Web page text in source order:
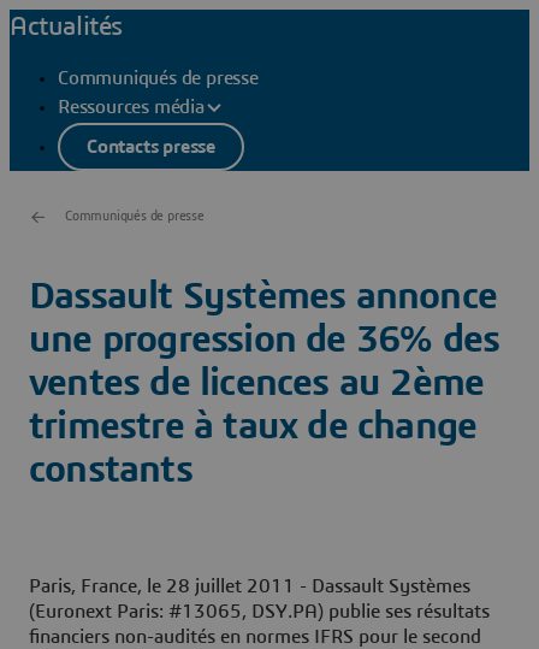
Actualités
Communiqués de presse
Ressources média
Contacts presse
Communiqués de presse
Dassault Systèmes annonce
une progression de 36% des
ventes de licences au 2ème
trimestre à taux de change
constants
Paris, France, le 28 juillet 2011 - Dassault Systèmes
(Euronext Paris: #13065, DSY.PA) publie ses résultats
financiers non-audités en normes IFRS pour le second